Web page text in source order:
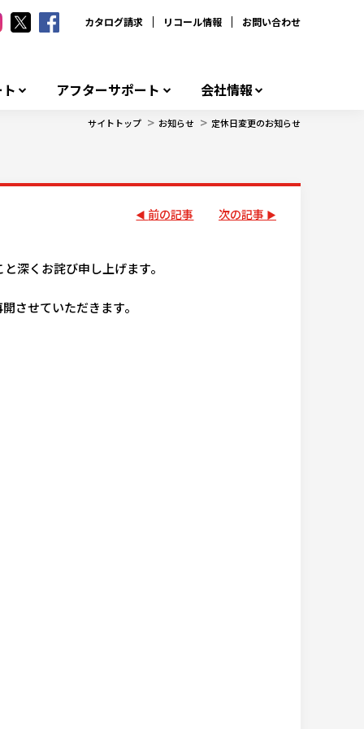
カタログ請求 リコール情報 お問い合わせ
アフターサポート 会社情報
サイトトップ > お知らせ > 定休日変更のお知らせ
前の記事 次の記事
深くお詫び申し上げます。
させていただきます。